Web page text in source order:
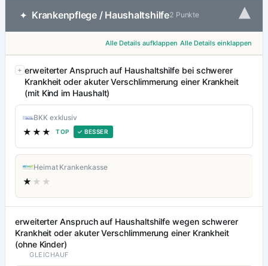
✦ Krankenpflege / Haushaltshilfe2 Punkte ▾
Alle Details aufklappen Alle Details einklappen
erweiterter Anspruch auf Haushaltshilfe bei schwerer
Krankheit oder akuter Verschlimmerung einer Krankheit
(mit Kind im Haushalt)
BKK exklusiv
★★★ TOP ✓ BESSER
Heimat Krankenkasse
★ ★★
erweiterter Anspruch auf Haushaltshilfe wegen schwerer
Krankheit oder akuter Verschlimmerung einer Krankheit
(ohne Kinder)
GLEICHAUF